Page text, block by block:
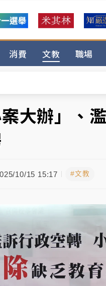
消費 文教 職場
打卡趣」！抽獎程序複
人數！辜仲諒向法院聲請
！今線上預約開賣一度塞
！東檢抗告成功 今重開
黃金158kg遭查扣畫面曝
事人數！辜仲諒向法院聲
！今線上預約開賣一度
村！東檢抗告成功 今重開
大辦」、
10/15 15:17 #文教